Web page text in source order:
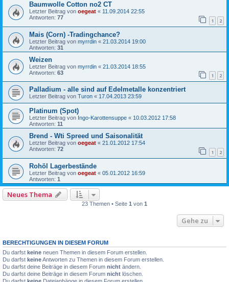
Baumwolle Cotton no2 CT
Letzter Beitrag von oegeat « 11.09.2014 22:55
Antworten: 77 1 2
Mais (Corn) -Tradingchance?
Letzter Beitrag von myrrdin « 21.03.2014 19:00
Antworten: 31
Weizen
Letzter Beitrag von myrrdin « 21.03.2014 18:55
Antworten: 63 1 2
Palladium - alle sind auf Edelmetalle konzentriert
Letzter Beitrag von Turon « 17.04.2013 23:59
Platinum (Spot)
Letzter Beitrag von Ingo-Karottensuppe « 10.03.2012 17:58
Antworten: 11
Brend - Wti Spreed und Saisonalität
Letzter Beitrag von oegeat « 21.01.2012 17:54
Antworten: 72 1 2
Rohöl Lagerbestände
Letzter Beitrag von oegeat « 05.01.2012 16:59
Antworten: 1
Neues Thema
23 Themen • Seite 1 von 1
Gehe zu
BERECHTIGUNGEN IN DIESEM FORUM
Du darfst keine neuen Themen in diesem Forum erstellen.
Du darfst keineAntworten zu Themen in diesem Forum erstellen.
Du darfst deine Beiträge in diesem Forum nicht ändern.
Du darfst deine Beiträge in diesem Forum nicht löschen.